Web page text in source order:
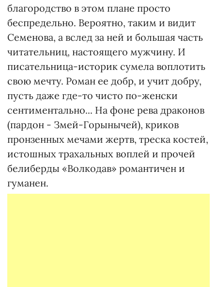
благородство в этом плане просто
беспредельно. Вероятно, таким и видит
Семенова, а вслед за ней и большая часть
читательниц, настоящего мужчину. И
писательница-историк сумела воплотить
свою мечту. Роман ее добр, и учит добру,
пусть даже где-то чисто по-женски
сентиментально... На фоне рева драконов
(пардон - Змей-Горынычей), криков
пронзенных мечами жертв, треска костей,
истошных трахальных воплей и прочей
белиберды «Волкодав» романтичен и
гуманен.